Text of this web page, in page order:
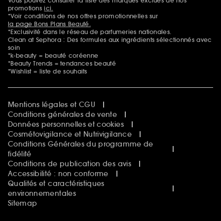
Clean at Sephora
Idées & Inspirations Beauté
promotionsici.
*Voir conditions de nos offres promotionnelles sur
la page Bons Plans Beauté.
*Exclusivité dans le réseau de parfumeries nationales.
Clean at Sephora : Des formules aux ingrédients sélectionnés avec
soin
*k-beauty = beauté coréenne
*Beauty Trends = tendances beauté
*Wishlist = liste de souhaits
Mentions légales et CGU
Conditions générales de vente
Données personnelles et cookies
Cosmétovigilance et Nutrivigilance
Conditions Générales du programme de
fidélité
Conditions de publication des avis
Accessibilité : non conforme
Qualités et caractéristiques
environnementales
Sitemap